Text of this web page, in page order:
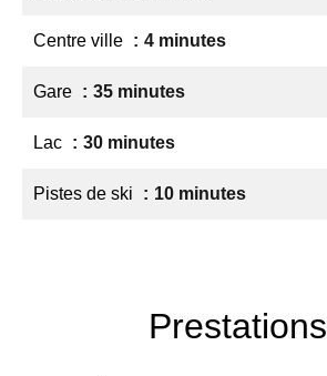
Centre ville 4 minutes
Gare 35 minutes
Lac 30 minutes
Pistes de ski 10 minutes
Prestations